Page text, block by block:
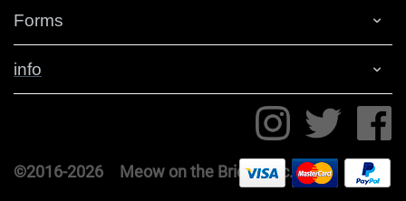
Forms
info
©2016-2026 Meow on the Bridge Inc.